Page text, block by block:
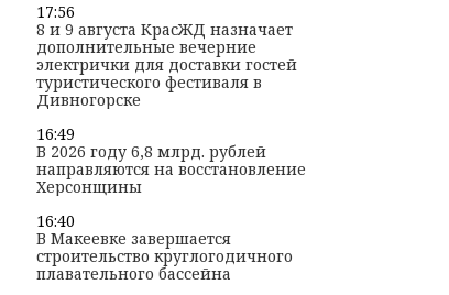
17:56
8 и 9 августа КрасЖД назначает
дополнительные вечерние
электрички для доставки гостей
туристического фестиваля в
Дивногорске
16:49
В 2026 году 6,8 млрд. рублей
направляются на восстановление
Херсонщины
16:40
В Макеевке завершается
строительство круглогодичного
плавательного бассейна